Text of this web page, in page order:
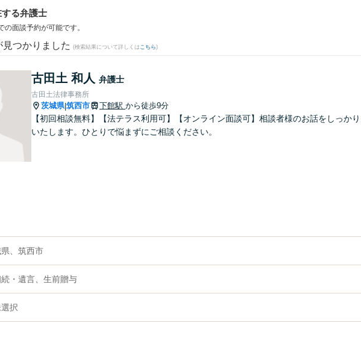
る弁護士
の面談予約が可能です。
見つかりました (検索結果について詳しくは こちら)
古田土 和人 弁護士
古田土法律事務所
茨城県|筑西市 下館駅 から徒歩9分
【初回相談無料】【法テラス利用可】【オンライン面談可】相談者様のお話をしっか
いたします。ひとりで悩まずにご相談ください。
、筑西市
・遺言、生前贈与
択